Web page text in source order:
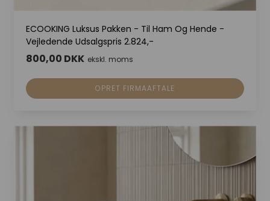
ECOOKING Luksus Pakken - Til Ham Og Hende -
Vejledende Udsalgspris 2.824,-
800,00 DKK ekskl. moms
OPRET FIRMAAFTALE